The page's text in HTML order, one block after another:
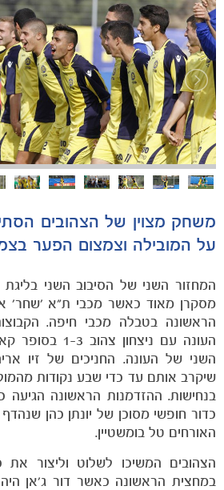
הקבוצות
משחק מצוין של הצהובים
על המובילה וצמצום הפער
המחזור השני של הסיבוב השני
מסקרן מאוד כאשר מכבי ת"א 'שחר'
הראשונה בטבלה מכבי חיפה.
השני של העונה. החניכים של זיו
שיקרב אותם עד כדי שבע נקודות
בנחישות. ההזדמנות הראשונה
כדור חופשי מסוכן של יונתן כהן
האורחים טל בומשטיין.
הצהובים המשיכו לשלוט וליצור
במחצית הראשונה כאשר דור ג'אן